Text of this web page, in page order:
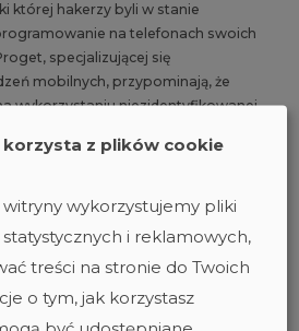
której hakerzy byli w stanie
na telefonach swoich
specjalizującej się
mobilnych, przypominają, że
wykorzystaniu niezidentyfikowanej
zagrożeniem dla firmowych
#MDM
korzysta z plików cookie
wykorzystujemy pliki
i reklamowych,
treści na stronie do Twoich
o tym, jak korzystasz